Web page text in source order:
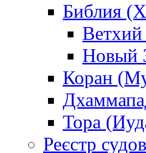
Библия
Ветхий
Новый
Коран
Тора
Реєстр